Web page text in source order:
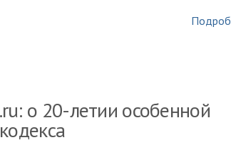
о 20-летии особенной